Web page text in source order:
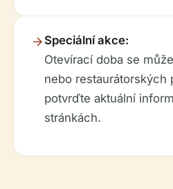
Speciální akce:
Otevírací doba se
nebo restaurátorských
potvrďte aktuální
stránkách.